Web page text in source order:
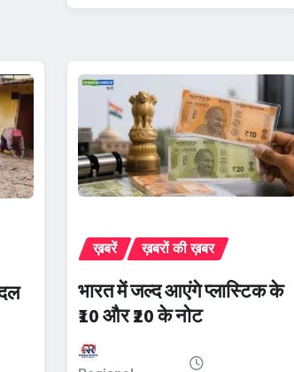
ख़बरें ख़बरों की ख़बर
भारत में जल्द आएंगे प्लास्टिक के
₹10 और ₹20 के नोट